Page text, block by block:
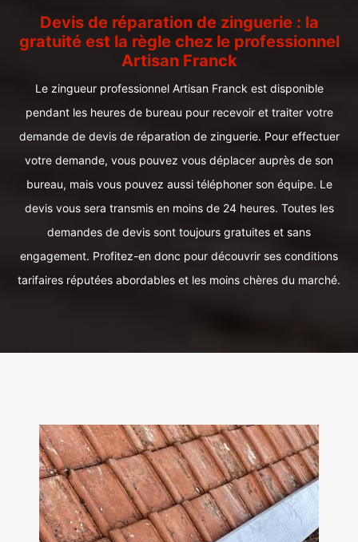
Devis de réparation de zinguerie : la
gratuité est la règle chez le professionnel
Artisan Franck
Le zingueur professionnel Artisan Franck est disponible
pendant les heures de bureau pour recevoir et traiter votre
demande de devis de réparation de zinguerie. Pour effectuer
votre demande, vous pouvez vous déplacer auprès de son
bureau, mais vous pouvez aussi téléphoner son équipe. Le
devis vous sera transmis en moins de 24 heures. Toutes les
demandes de devis sont toujours gratuites et sans
engagement. Profitez-en donc pour découvrir ses conditions
tarifaires réputées abordables et les moins chères du marché.